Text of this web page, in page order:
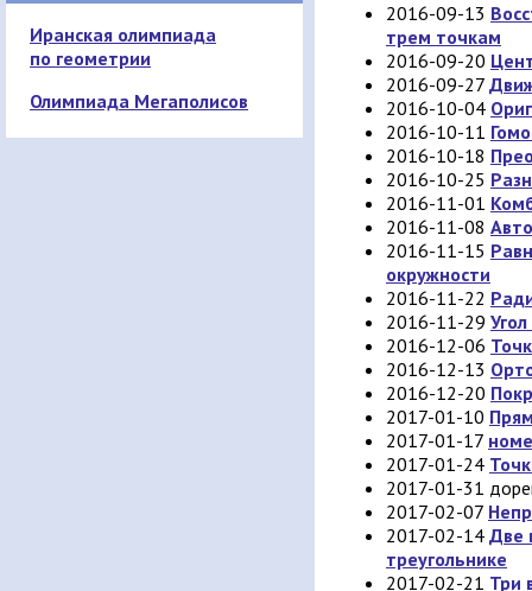
Иранская олимпиада
по геометрии
Олимпиада Мегаполисов
2016-09-13
трем точкам
2016-09-20
2016-09-27
2016-10-04
2016-10-11
2016-10-18
2016-10-25
2016-11-01
2016-11-08
2016-11-15
окружности
2016-11-22
2016-11-29
2016-12-06
2016-12-13
2016-12-20
2017-01-10
2017-01-17
2017-01-24
2017-01-31
2017-02-07
2017-02-14 Две
треугольнике
2017-02-21 Три